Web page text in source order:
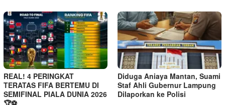
REAL! 4 PERINGKAT
TERATAS FIFA BERTEMU DI
SEMIFINAL PIALA DUNIA 2026
Diduga Aniaya Mantan, Suami
Staf Ahli Gubernur Lampung
Dilaporkan ke Polisi